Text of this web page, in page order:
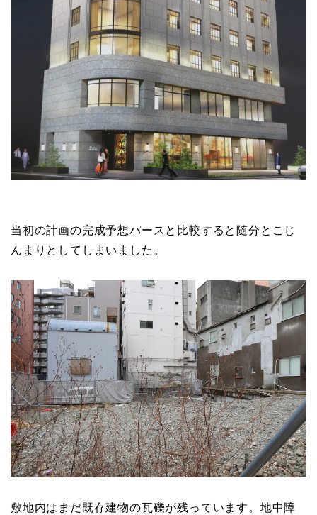
当初の計画の完成予想パースと比較すると随分とこじ
んまりとしてしまいました。
敷地内はまだ既存建物の瓦礫が残っています。地中障